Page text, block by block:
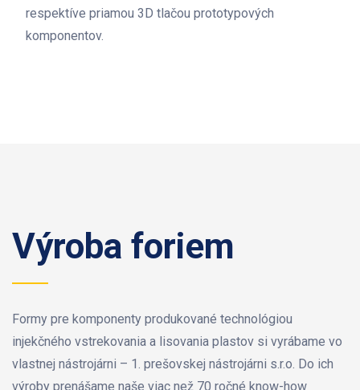
respektíve priamou 3D tlačou prototypových
komponentov.
Výroba foriem
Formy pre komponenty produkované technológiou
injekčného vstrekovania a lisovania plastov si vyrábame vo
vlastnej nástrojárni – 1. prešovskej nástrojárni s.r.o. Do ich
výroby prenášame naše viac než 70 ročné know-how